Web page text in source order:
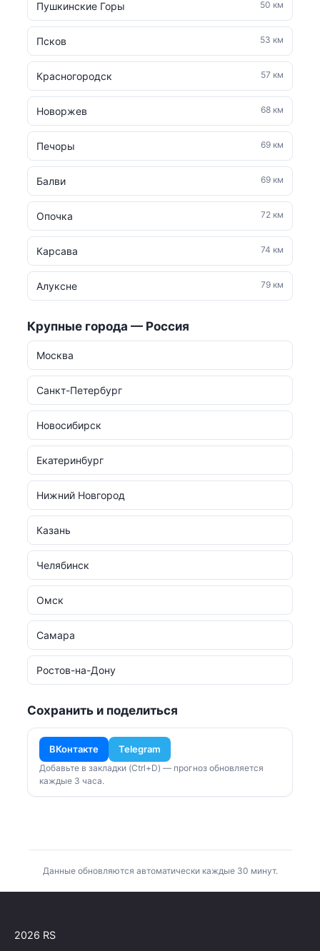
Пушкинские Горы 50 км
Псков 53 км
Красногородск 57 км
Новоржев 68 км
Печоры 69 км
Балви 69 км
Опочка 72 км
Карсава 74 км
Алуксне 79 км
Крупные города — Россия
Москва
Санкт-Петербург
Новосибирск
Екатеринбург
Нижний Новгород
Казань
Челябинск
Омск
Самара
Ростов-на-Дону
Сохранить и поделиться
ВКонтакте Telegram
Добавьте в закладки (Ctrl+D) — прогноз обновляется
каждые 3 часа.
Данные обновляются автоматически каждые 30 минут.
2026 RS